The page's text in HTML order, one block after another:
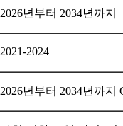
2026년부터 2034년까지
2021-2024
2026년부터 2034년까지